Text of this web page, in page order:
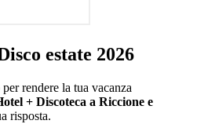
estate 2026
rendere la tua vacanza
+ Discoteca a Riccione e
risposta.